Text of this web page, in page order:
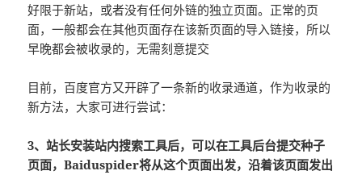
好限于新站，或者没有任何外链的独立页面。正常的页
面，一般都会在其他页面存在该新页面的导入链接，所以
早晚都会被收录的，无需刻意提交
目前，百度官方又开辟了一条新的收录通道，作为收录的
新方法，大家可进行尝试：
3、站长安装站内搜索工具后，可以在工具后台提交种子
页面，Baiduspider将从这个页面出发，沿着该页面发出